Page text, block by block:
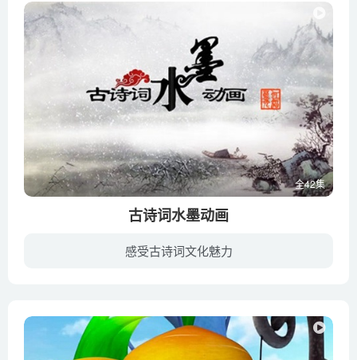
全42集
古诗词水墨动画
感受古诗词文化魅力